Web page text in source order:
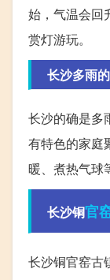
始，气温会回
赏灯游玩。
长沙多雨
长沙的确是多
有特色的家庭
暖、煮热气球
长沙铜官
长沙铜官窑古